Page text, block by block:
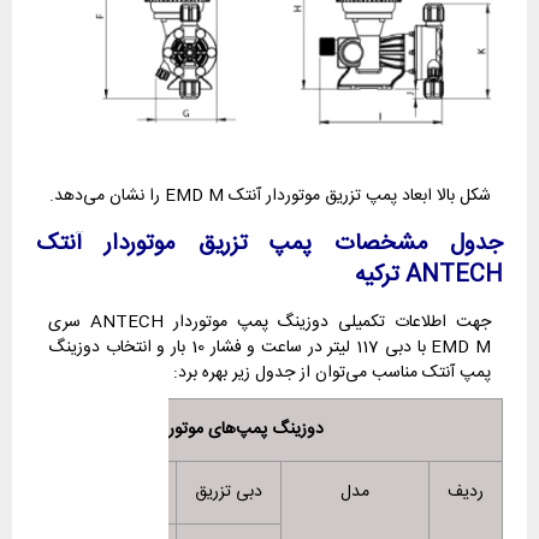
شکل بالا ابعاد پمپ تزریق موتوردار آنتک EMD M را نشان می‌دهد.
جدول مشخصات پمپ تزریق موتوردار آنتک
ANTECH ترکیه
جهت اطلاعات تکمیلی دوزینگ پمپ موتوردار ANTECH سری
EMD M با دبی 117 لیتر در ساعت و فشار 10 بار و انتخاب دوزینگ
پمپ آنتک مناسب می‌توان از جدول زیر بهره برد:
دوزینگ پمپ‌های موتوردار آنتک ANTECH
ردیف مدل دبی تزریق